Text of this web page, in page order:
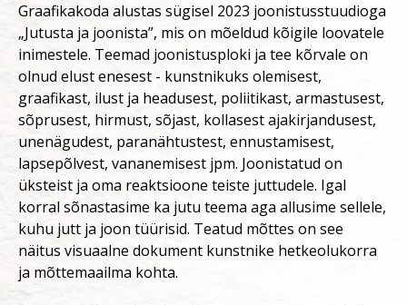
Graafikakoda alustas sügisel 2023 joonistusstuudioga
„Jutusta ja joonista”, mis on mõeldud kõigile loovatele
inimestele. Teemad joonistusploki ja tee kõrvale on
olnud elust enesest - kunstnikuks olemisest,
graafikast, ilust ja headusest, poliitikast, armastusest,
sõprusest, hirmust, sõjast, kollasest ajakirjandusest,
unenägudest, paranähtustest, ennustamisest,
lapsepõlvest, vananemisest jpm. Joonistatud on
üksteist ja oma reaktsioone teiste juttudele. Igal
korral sõnastasime ka jutu teema aga allusime sellele,
kuhu jutt ja joon tüürisid. Teatud mõttes on see
näitus visuaalne dokument kunstnike hetkeolukorra
ja mõttemaailma kohta.